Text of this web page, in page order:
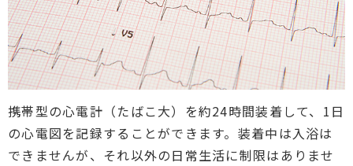
携帯型の心電計（たばこ大）を約24時間装着して、1日
の心電図を記録することができます。装着中は入浴は
できませんが、それ以外の日常生活に制限はありませ